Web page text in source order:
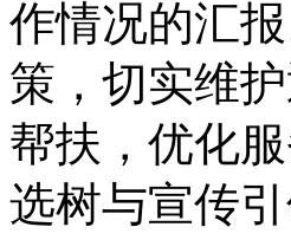
作情况的汇
策，切实维
帮扶，优化
选树与宣传